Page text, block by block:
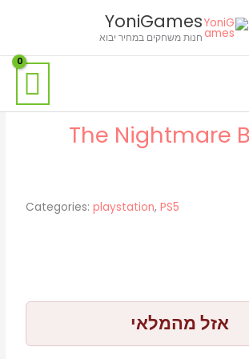
YoniGames
חנות משחקים במחיר יבוא
The Nightmare
Categories: playstation,PS5
אזל מהמלאי